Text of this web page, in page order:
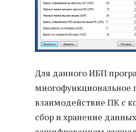
Для данного ИБП
многофункциональное
взаимодействие ПК с
сбор и хранение